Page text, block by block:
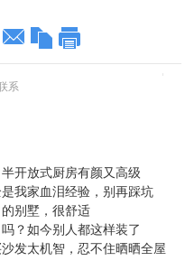
系
开放式厨房有颜又高级
我家血泪经验，别再踩坑
别墅，很舒适
？如今别人都这样装了
发太机智，忍不住晒晒全屋